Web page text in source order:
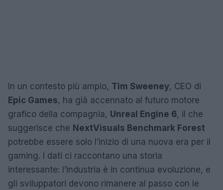
In un contesto più ampio, Tim Sweeney, CEO di
Epic Games, ha già accennato al futuro motore
grafico della compagnia, Unreal Engine 6, il che
suggerisce che NextVisuals Benchmark Forest
potrebbe essere solo l’inizio di una nuova era per il
gaming. I dati ci raccontano una storia
interessante: l’industria è in continua evoluzione, e
gli sviluppatori devono rimanere al passo con le